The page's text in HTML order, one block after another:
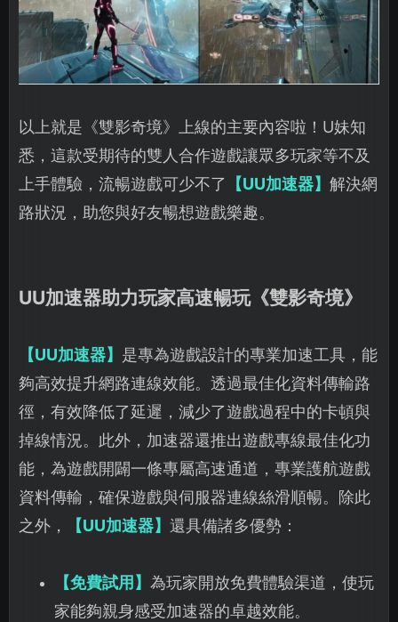
以上就是《雙影奇境》上線的主要內容啦！U妹知
悉，這款受期待的雙人合作遊戲讓眾多玩家等不及
上手體驗，流暢遊戲可少不了 【UU加速器】 解決網
路狀況，助您與好友暢想遊戲樂趣。
UU加速器助力玩家高速暢玩《雙影奇境》
【UU加速器】 是專為遊戲設計的專業加速工具，能
夠高效提升網路連線效能。透過最佳化資料傳輸路
徑，有效降低了延遲，減少了遊戲過程中的卡頓與
掉線情況。此外，加速器還推出遊戲專線最佳化功
能，為遊戲開闢一條專屬高速通道，專業護航遊戲
資料傳輸，確保遊戲與伺服器連線絲滑順暢。除此
之外，
【UU加速器】 還具備諸多優勢：
【免費試用】 為玩家開放免費體驗渠道，使玩
家能夠親身感受加速器的卓越效能。